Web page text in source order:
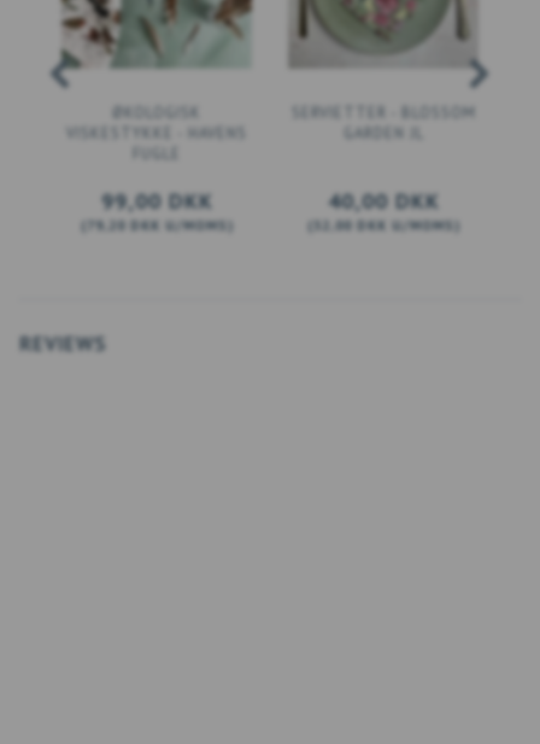
ØKOLOGISK
VISKESTYKKE - HAVENS
99,00 DKK
79,20 DKK U/MOMS
SERVIETTER - BLOSSOM
GARDEN JL
40,00 DKK
32,00 DKK U/MOMS
REVIEWS